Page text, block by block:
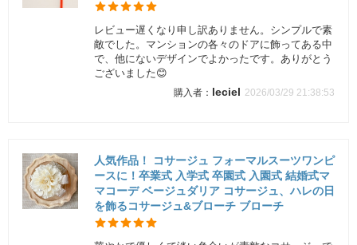
レビュー遅くなり申し訳ありません。シンプルで素
敵でした。マンションの各々のドアに飾ってある中
で、他にないデザインでよかったです。ありがとう
ございました😊
leciel 2026/03/29 21:38:53
人気作品！ コサージュ フォーマルスーツワンピ
ースに！卒業式 入学式 卒園式 入園式 結婚式マ
マコーデ ベージュダリア コサージュ、ハレの日
を飾るコサージュ&ブローチ ブローチ